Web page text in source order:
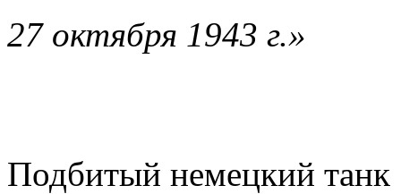
27 октября 1943 г.»
Подбитый немецкий танк